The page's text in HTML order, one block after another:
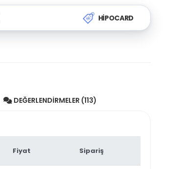
HİPOCARD
DEĞERLENDIRMELER (113)
Fiyat Sipariş